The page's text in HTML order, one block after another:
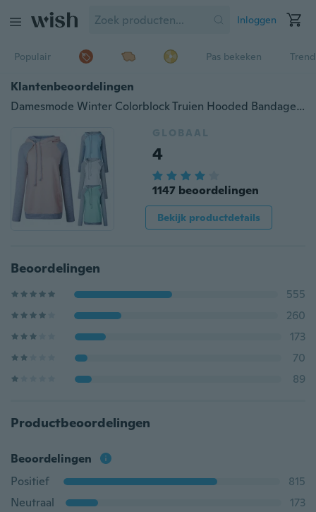
Inloggen
Populair Pas bekeken
Klantenbeoordelingen
Damesmode Winter Colorblock Truien Hooded Bandage Trui Jassen Hoodies Dame Lange Mouw Stiksels Sweatshirt
GLOBAAL
4
1147 beoordelingen
Bekijk productdetails
Beoordelingen
555
260
173
70
89
Productbeoordelingen
Beoordelingen
Positief
815
Neutraal
173